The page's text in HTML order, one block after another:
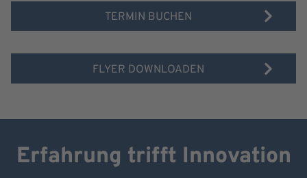
TERMIN BUCHEN
FLYER DOWNLOADEN
Erfahrung trifft Innovation